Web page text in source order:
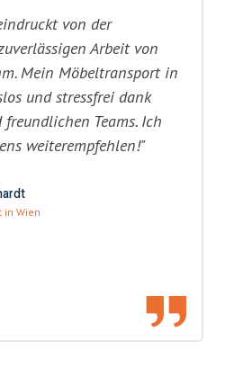
von der
Arbeit von
Mein Möbeltransport in
und stressfrei dank
Teams. Ich
weiterempfehlen!"
in Wien